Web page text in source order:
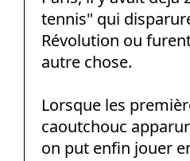
tennis" qui
Révolution ou
autre chose.
Lorsque les
caoutchouc
on put enfin jouer